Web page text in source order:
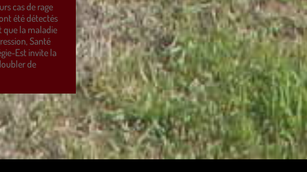
cas de rage
été détectés
que la maladie
Santé
Est invite la
de